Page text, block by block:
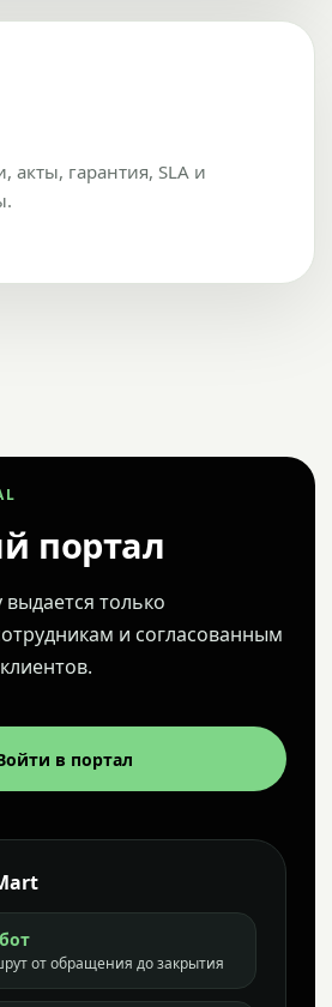
акты, гарантия, SLA и
портал
только
и согласованным
в портал
от обращения до закрытия